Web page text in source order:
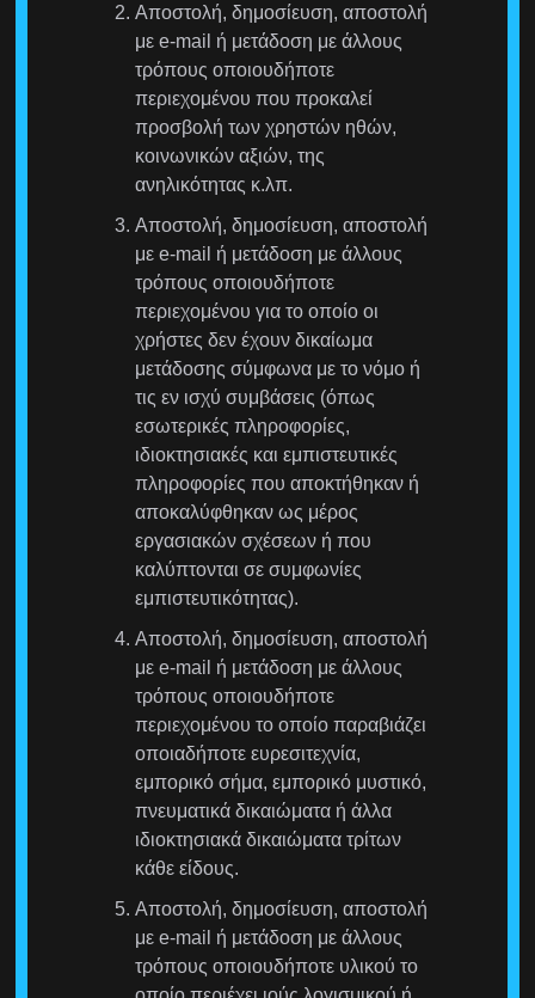
Αποστολή, δημοσίευση, αποστολή
με e-mail ή μετάδοση με άλλους
τρόπους οποιουδήποτε
περιεχομένου που προκαλεί
προσβολή των χρηστών ηθών,
κοινωνικών αξιών, της
ανηλικότητας κ.λπ.
Αποστολή, δημοσίευση, αποστολή
με e-mail ή μετάδοση με άλλους
τρόπους οποιουδήποτε
περιεχομένου για το οποίο οι
χρήστες δεν έχουν δικαίωμα
μετάδοσης σύμφωνα με το νόμο ή
τις εν ισχύ συμβάσεις (όπως
εσωτερικές πληροφορίες,
ιδιοκτησιακές και εμπιστευτικές
πληροφορίες που αποκτήθηκαν ή
αποκαλύφθηκαν ως μέρος
εργασιακών σχέσεων ή που
καλύπτονται σε συμφωνίες
εμπιστευτικότητας).
Αποστολή, δημοσίευση, αποστολή
με e-mail ή μετάδοση με άλλους
τρόπους οποιουδήποτε
περιεχομένου το οποίο παραβιάζει
οποιαδήποτε ευρεσιτεχνία,
εμπορικό σήμα, εμπορικό μυστικό,
πνευματικά δικαιώματα ή άλλα
ιδιοκτησιακά δικαιώματα τρίτων
κάθε είδους.
Αποστολή, δημοσίευση, αποστολή
με e-mail ή μετάδοση με άλλους
τρόπους οποιουδήποτε υλικού το